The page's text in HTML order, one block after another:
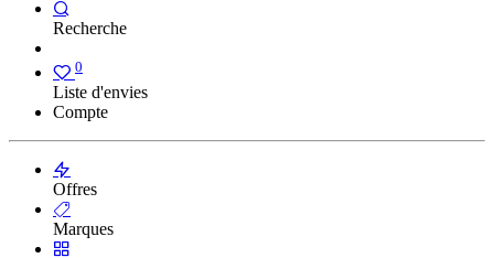
Recherche
0
Liste d'envies
Compte
Offres
Marques